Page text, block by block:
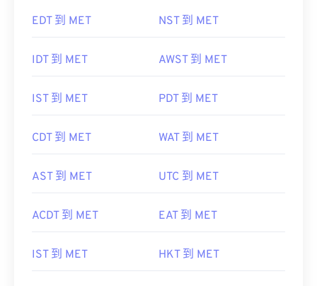
EDT 到 MET NST 到 MET
IDT 到 MET AWST 到 MET
IST 到 MET PDT 到 MET
CDT 到 MET WAT 到 MET
AST 到 MET UTC 到 MET
ACDT 到 MET EAT 到 MET
IST 到 MET HKT 到 MET